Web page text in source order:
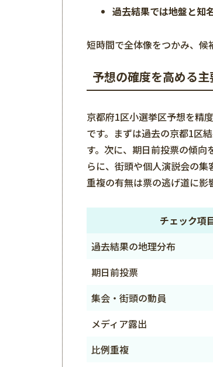
過去結果では地盤と知
短時間で全体像をつかみ、候
予想の確度を高める
京都府1区小選挙区予想を精
です。まずは過去の京都1区
す。次に、期日前投票の傾
らに、街頭や個人演説会の
重複の有無は票の逃げ道に影
チェック項
過去結果の地理分布
期日前投票
集会・街頭の動員
メディア露出
比例重複